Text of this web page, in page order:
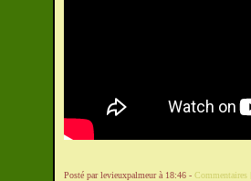
Posté par levieuxpalmeur à 18:46 - Commentaires